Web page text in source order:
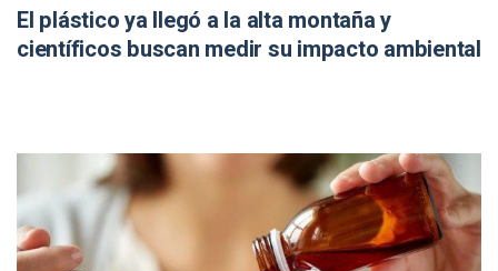
El plástico ya llegó a la alta montaña y
científicos buscan medir su impacto ambiental